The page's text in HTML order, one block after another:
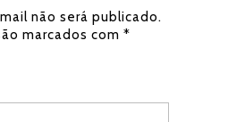
não será publicado.
marcados com *